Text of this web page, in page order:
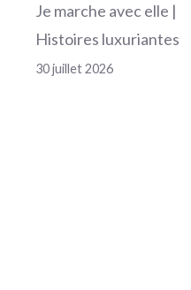
Je marche avec elle |
Histoires luxuriantes
30 juillet 2026